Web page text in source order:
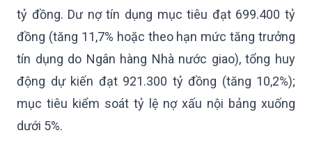
tỷ đồng. Dư nợ tín dụng mục tiêu đạt 699.400 tỷ
đồng (tăng 11,7% hoặc theo hạn mức tăng trưởng
tín dụng do Ngân hàng Nhà nước giao), tổng huy
động dự kiến đạt 921.300 tỷ đồng (tăng 10,2%);
mục tiêu kiểm soát tỷ lệ nợ xấu nội bảng xuống
dưới 5%.